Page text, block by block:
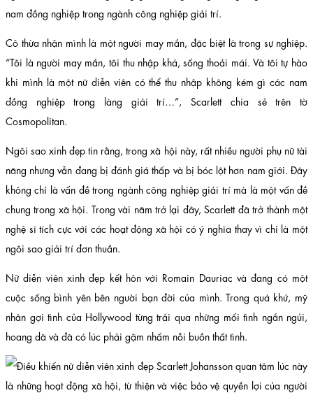
nam đồng nghiệp trong ngành công nghiệp giải trí.
Cô thừa nhận mình là một người may mắn, đặc biệt là trong sự nghiệp.
“Tôi là người may mắn, tôi thu nhập khá, sống thoải mái. Và tôi tự hào
khi mình là một nữ diễn viên có thể thu nhập không kém gì các nam
đồng nghiệp trong làng giải trí…”, Scarlett chia sẻ trên tờ
Cosmopolitan.
Ngôi sao xinh đẹp tin rằng, trong xã hội này, rất nhiều người phụ nữ tài
năng nhưng vẫn đang bị đánh giá thấp và bị bóc lột hơn nam giới. Đây
không chỉ là vấn đề trong ngành công nghiệp giải trí mà là một vấn đề
chung trong xã hội. Trong vài năm trở lại đây, Scarlett đã trở thành một
nghệ sĩ tích cực với các hoạt động xã hội có ý nghĩa thay vì chỉ là một
ngôi sao giải trí đơn thuần.
Nữ diễn viên xinh đẹp kết hôn với Romain Dauriac và đang có một
cuộc sống bình yên bên người bạn đời của mình. Trong quá khứ, mỹ
nhân gợi tình của Hollywood từng trải qua những mối tình ngắn ngủi,
hoang dã và đã có lúc phải gậm nhấm nỗi buồn thất tình.